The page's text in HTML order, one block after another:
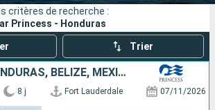
Rechercher
critères de recherche :
Princess - Honduras
Trier
ÉTATS-UNIS, HONDURAS, BELIZE, MEXIQUE
8 j Fort Lauderdale 07/11/2026